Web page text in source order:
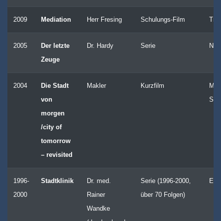
2009 Mediation Herr Fresing Schulungs-Film
2005
Der letzte
Zeuge
Dr. Hardy Serie
2004
Die Stadt
von
morgen
/city of
tomorrow
– revisited
Makler Kurzfilm
1996-
2000
Stadtklinik
Dr. med.
Rainer
Wandke
Serie (1996-2000,
über 70 Folgen)